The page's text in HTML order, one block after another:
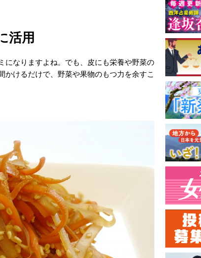
活用
になりますよね。でも、皮にも栄養や野菜の
けるだけで、野菜や果物のもつ力を余すこ